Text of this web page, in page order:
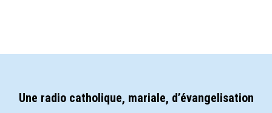
Une radio catholique, mariale, d’évangelisation